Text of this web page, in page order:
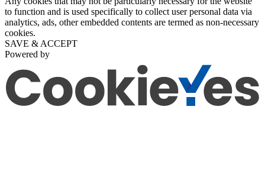
to function and is used specifically to collect user personal data via
analytics, ads, other embedded contents are termed as non-necessary
cookies.
SAVE & ACCEPT
Powered by